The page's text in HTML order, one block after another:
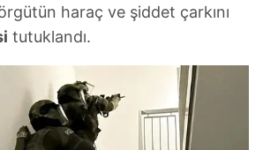
haraç ve şiddet çarkını
tutuklandı.